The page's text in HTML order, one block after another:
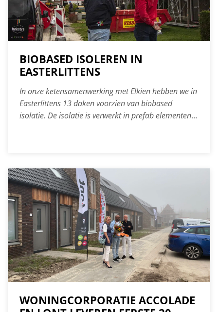
BIOBASED ISOLEREN IN
EASTERLITTENS
In onze ketensamenwerking met Elkien hebben we in
Easterlittens 13 daken voorzien van biobased
isolatie. De isolatie is verwerkt in prefab elementen
WONINGCORPORATIE ACCOLADE